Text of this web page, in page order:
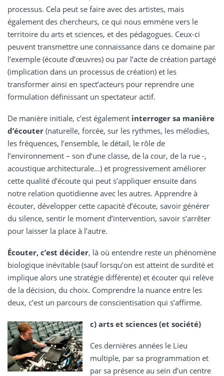
processus. Cela peut se faire avec des artistes, mais
également des chercheurs, ce qui nous emmène vers le
territoire du arts et sciences, et des pédagogues. Ceux-ci
peuvent transmettre une connaissance dans ce domaine par
l’exemple (écoute d’œuvres) ou par l’acte de création partagé
(implication dans un processus de création) et les
transformer ainsi en spect’acteurs pour reprendre une
formulation définissant un spectateur actif.
De manière initiale, c’est également interroger sa manière
d’écouter (naturelle, forcée, sur les rythmes, les mélodies,
les fréquences, l’ensemble, le détail, le rôle de
l’environnement – son d’une classe, de la cour, de la rue -,
acoustique architecturale…) et progressivement améliorer
cette qualité d’écoute qui peut s’appliquer ensuite dans
notre relation quotidienne avec les autres. Apprendre à
écouter, développer cette capacité d’écoute, savoir générer
du silence, sentir le moment d’intervention, savoir s’arrêter
pour laisser la place à l’autre.
Écouter, c’est décider, là où entendre reste un phénomène
biologique inévitable (sauf lorsqu’on est atteint de surdité et
implique alors une stratégie différente) et écouter qui relève
de la décision, du choix. Comprendre la nuance entre les
deux, c’est un parcours de conscientisation qui s’affirme.
c) arts et sciences (et société)
Ces dernières années le Lieu
multiple, par sa programmation et
par sa présence au sein d’un centre